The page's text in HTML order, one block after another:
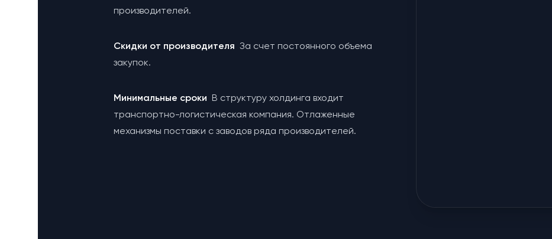
производителей.
Cкидки от производителя За счет постоянного объема
закупок.
Минимальные сроки В структуру холдинга входит
транспортно-логистическая компания. Отлаженные
механизмы поставки с заводов ряда производителей.